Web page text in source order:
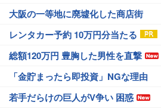
大阪の一等地に廃墟化した商店街
レンタカー予約 10万円分当たる
総額120万円 豊胸した男性を直撃
「金貯まったら即投資」NGな理由
若手だらけの巨人がV争い 困惑